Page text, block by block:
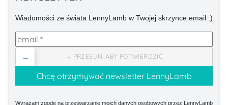
Wiadomości ze świata LennyLamb w Twojej skrzynce email :)
→ PRZESUŃ, ABY POTWIERDZIĆ
→
Wyrażam zgodę na przetwarzanie moich danych osobowych przez LennyLamb